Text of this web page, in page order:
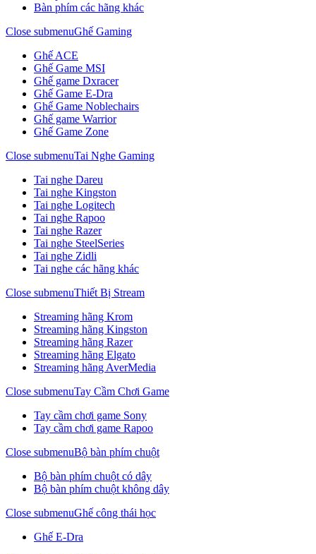
Bàn phím các hãng khác
Close submenuGhế Gaming
Ghế ACE
Ghế Game MSI
Ghế game Dxracer
Ghế Game E-Dra
Ghế Game Noblechairs
Ghế game Warrior
Ghế Game Zone
Close submenuTai Nghe Gaming
Tai nghe Dareu
Tai nghe Kingston
Tai nghe Logitech
Tai nghe Rapoo
Tai nghe Razer
Tai nghe SteelSeries
Tai nghe Zidli
Tai nghe các hãng khác
Close submenuThiết Bị Stream
Streaming hãng Krom
Streaming hãng Kingston
Streaming hãng Razer
Streaming hãng Elgato
Streaming hãng AverMedia
Close submenuTay Cầm Chơi Game
Tay cầm chơi game Sony
Tay cầm chơi game Rapoo
Close submenuBộ bàn phím chuột
Bộ bàn phím chuột có dây
Bộ bàn phím chuột không dây
Close submenuGhế công thái học
Ghế E-Dra